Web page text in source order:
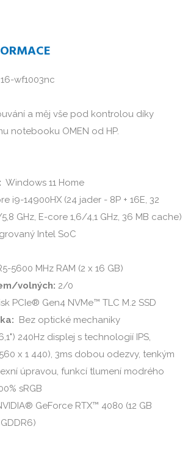
wf1003nc
a měj vše pod kontrolou díky
notebooku OMEN od HP.
i9-14900HX (24 jader - 8P + 16E, 32
Intel SoC
volných:
240Hz displej s technologií IPS,
x 1 440), 3ms dobou odezvy, tenkým
úpravou, funkcí tlumení modrého
GeForce RTX™ 4080 (12 GB